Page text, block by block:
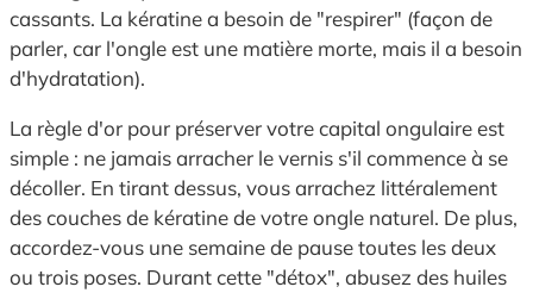
cassants. La kératine a besoin de "respirer" (façon de
parler, car l'ongle est une matière morte, mais il a besoin
d'hydratation).
La règle d'or pour préserver votre capital ongulaire est
simple : ne jamais arracher le vernis s'il commence à se
décoller. En tirant dessus, vous arrachez littéralement
des couches de kératine de votre ongle naturel. De plus,
accordez-vous une semaine de pause toutes les deux
ou trois poses. Durant cette "détox", abusez des huiles